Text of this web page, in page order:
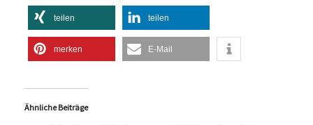
teilen teilen
merken E-Mail
Ähnliche Beiträge